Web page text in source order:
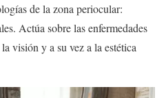
de la zona periocular:
Actúa sobre las enfermedades
visión y a su vez a la estética